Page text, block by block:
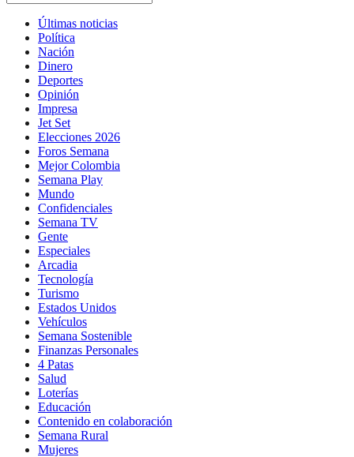
Últimas noticias
Política
Nación
Dinero
Deportes
Opinión
Impresa
Jet Set
Elecciones 2026
Foros Semana
Mejor Colombia
Semana Play
Mundo
Confidenciales
Semana TV
Gente
Especiales
Arcadia
Tecnología
Turismo
Estados Unidos
Vehículos
Semana Sostenible
Finanzas Personales
4 Patas
Salud
Loterías
Educación
Contenido en colaboración
Semana Rural
Mujeres